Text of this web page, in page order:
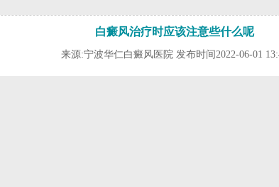
白癜风治疗时应该注意些什么呢
来源:宁波华仁白癜风医院 发布时间2022-06-01